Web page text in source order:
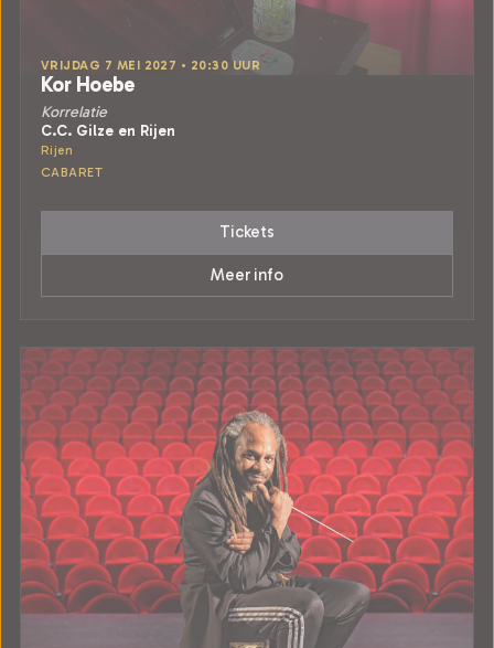
VRIJDAG 7 MEI 2027 • 20:30 UUR
Kor Hoebe
Korrelatie
C.C. Gilze en Rijen
Rijen
CABARET
Tickets
Meer info